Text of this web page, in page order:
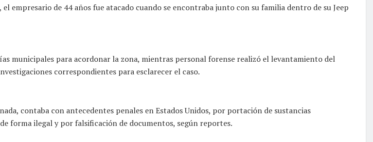
empresario de 44 años fue atacado cuando se encontraba junto con su familia dentro de su Jeep
municipales para acordonar la zona, mientras personal forense realizó el levantamiento del
correspondientes para esclarecer el caso.
contaba con antecedentes penales en Estados Unidos, por portación de sustancias
forma ilegal y por falsificación de documentos, según reportes.